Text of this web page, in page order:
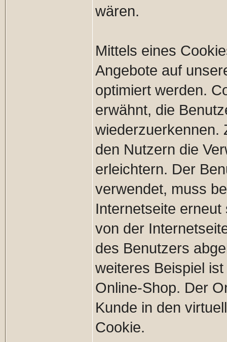
wären.
Mittels eines
Angebote auf
optimiert werden.
erwähnt, die
wiederzuerkennen.
den Nutzern die
erleichtern. Der
verwendet, muss
Internetseite
von der
des Benutzers
weiteres Beispiel
Online-Shop. Der
Kunde in den
Cookie.